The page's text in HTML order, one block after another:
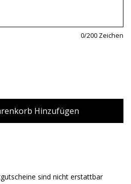
0/200 Zeichen
sind nicht erstattbar